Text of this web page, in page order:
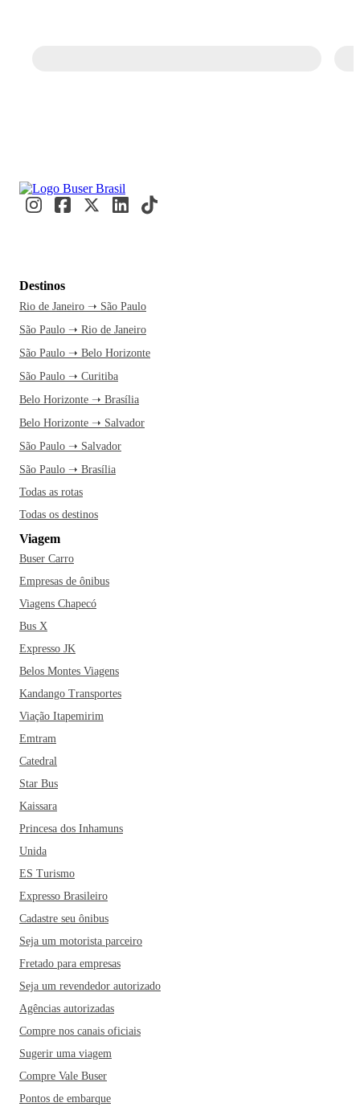
Destinos
Rio de Janeiro ➝ São Paulo
São Paulo ➝ Rio de Janeiro
São Paulo ➝ Belo Horizonte
São Paulo ➝ Curitiba
Belo Horizonte ➝ Brasília
Belo Horizonte ➝ Salvador
São Paulo ➝ Salvador
São Paulo ➝ Brasília
Todas as rotas
Todas os destinos
Viagem
Buser Carro
Empresas de ônibus
Viagens Chapecó
Bus X
Expresso JK
Belos Montes Viagens
Kandango Transportes
Viação Itapemirim
Emtram
Catedral
Star Bus
Kaissara
Princesa dos Inhamuns
Unida
ES Turismo
Expresso Brasileiro
Cadastre seu ônibus
Seja um motorista parceiro
Fretado para empresas
Seja um revendedor autorizado
Agências autorizadas
Compre nos canais oficiais
Sugerir uma viagem
Compre Vale Buser
Pontos de embarque